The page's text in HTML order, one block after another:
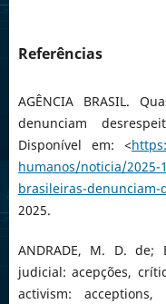
Referências
AGÊNCIA BRASIL.
denunciam
Disponível em: <
humanos/noticia/2025-
brasileiras-denunciam-
2025.
ANDRADE, M. D. de;
judicial: acepções,
activism: